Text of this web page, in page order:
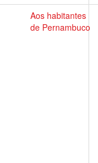
Aos habitantes
de Pernambuco